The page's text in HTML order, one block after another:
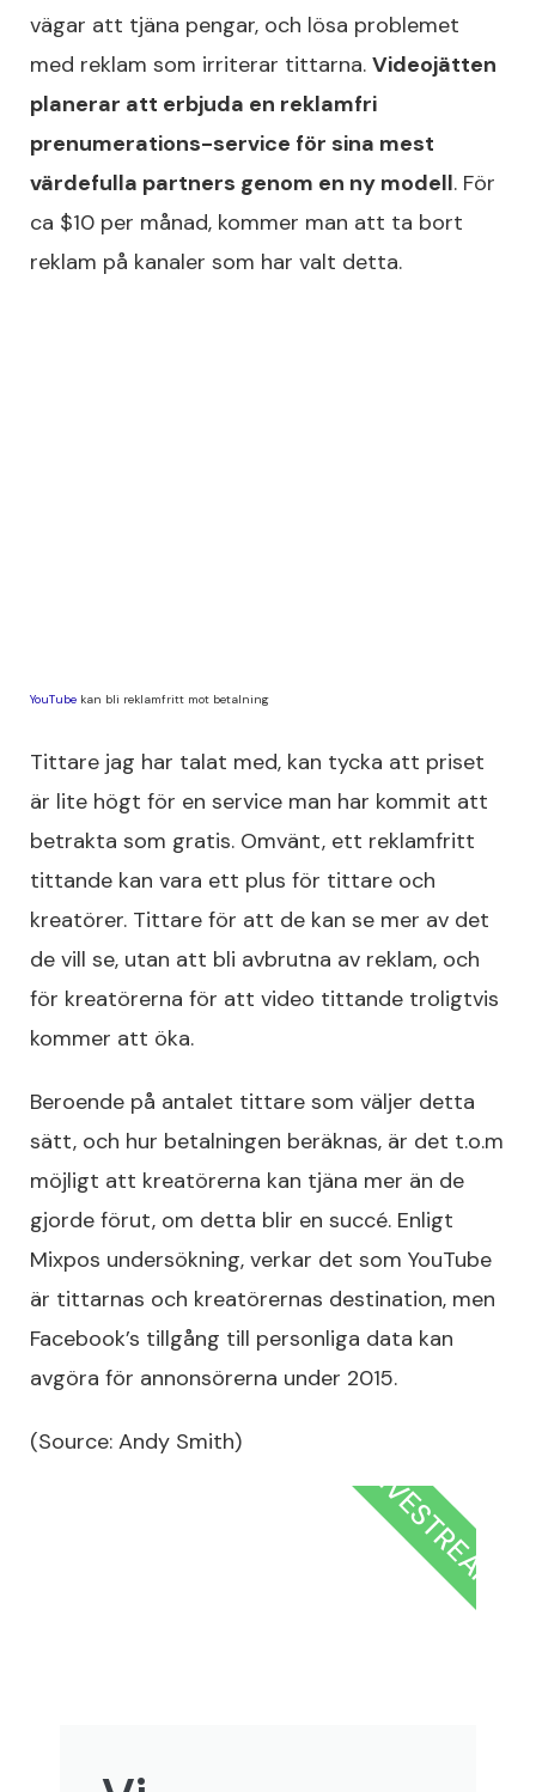
vägar att tjäna pengar, och lösa problemet
med reklam som irriterar tittarna. Videojätten
planerar att erbjuda en reklamfri
prenumerations-service för sina mest
värdefulla partners genom en ny modell. För
ca $10 per månad, kommer man att ta bort
reklam på kanaler som har valt detta.
YouTube kan bli reklamfritt mot betalning
Tittare jag har talat med, kan tycka att priset
är lite högt för en service man har kommit att
betrakta som gratis. Omvänt, ett reklamfritt
tittande kan vara ett plus för tittare och
kreatörer. Tittare för att de kan se mer av det
de vill se, utan att bli avbrutna av reklam, och
för kreatörerna för att video tittande troligtvis
kommer att öka.
Beroende på antalet tittare som väljer detta
sätt, och hur betalningen beräknas, är det t.o.m
möjligt att kreatörerna kan tjäna mer än de
gjorde förut, om detta blir en succé. Enligt
Mixpos undersökning, verkar det som YouTube
är tittarnas och kreatörernas destination, men
Facebook’s tillgång till personliga data kan
avgöra för annonsörerna under 2015.
(Source: Andy Smith)
LIVESTREAM